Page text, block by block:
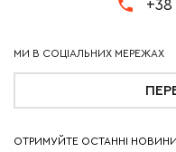
ОТРИМУЙТЕ ОСТАННІ НОВИНИ